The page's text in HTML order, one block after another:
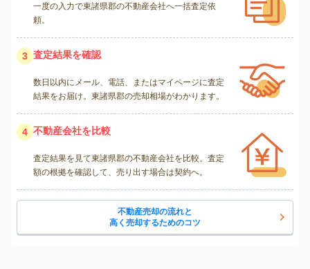
一度の入力で東諸県郡の不動産会社へ一括査定依
頼。
3 査定結果を確認
数日以内にメール、電話、またはマイページに査定
結果をお届け。東諸県郡の売却相場がわかります。
4 不動産会社を比較
査定結果を見て東諸県郡の不動産会社を比較。査定
額の根拠を確認して、売り出す場合は契約へ。
不動産売却の流れと
高く売却するためのコツ